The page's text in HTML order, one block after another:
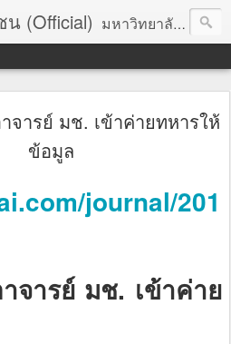
(Official) มหาวิทยาลัยประชาชน เพื่อการปฏิวัติประชาชนโดยสันติ Truths :: Peace :: Revolution :: Universal Human Rights :: Democracy (TPRUD)
จารย์ มช. เข้าค่ายทหารให้
ข้อมูล
journal/201
จารย์ มช. เข้าค่าย